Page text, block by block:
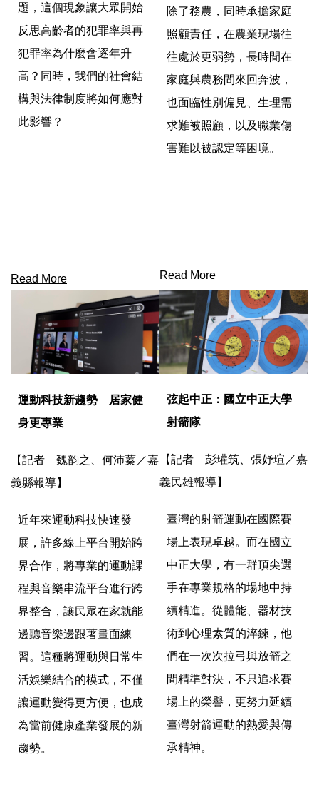
題， 這個現象讓大眾開始
反思高齡者的犯罪率與再
犯罪率為什麼會逐年升
高？同時，我們的社會結
構與法律制度將如何應對
此影響？
Read More
除了務農， 同時承擔家庭
照顧責任，在農業現場往
往處於更弱勢， 長時間在
家庭與農務間來回奔波，
也面臨性別偏見、 生理需
求難被照顧，以及職業傷
害難以被認定等困境。
Read More
運動科技新趨勢 居家健
身更專業
【記者 魏韵之、何沛蓁／嘉
義縣報導】
近年來運動科技快速發
展，許多線上平台開始跨
界合作， 將專業的運動課
程與音樂串流平台進行跨
界整合， 讓民眾在家就能
邊聽音樂邊跟著畫面練
習。 這種將運動與日常生
活娛樂結合的模式，不僅
讓運動變得更方便， 也成
為當前健康產業發展的新
趨勢。
弦起中正：國立中正大學
射箭隊
【記者 彭瓘筑、張妤瑄／嘉
義民雄報導】
臺灣的射箭運動在國際賽
場上表現卓越。而在國立
中正大學， 有一群頂尖選
手在專業規格的場地中持
續精進。從體能、 器材技
術到心理素質的淬鍊， 他
們在一次次拉弓與放箭之
間精準對決，不只追求賽
場上的榮譽， 更努力延續
臺灣射箭運動的熱愛與傳
承精神。